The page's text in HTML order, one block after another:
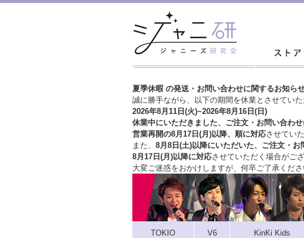
夏季休暇 の発送・お問い合わせに関するお知ら
誠に勝手ながら、以下の期間を休業とさせていた
2026年8月11日(火)~2026年8月16日(日)
休業中にいただきました、ご注文・お問い合わせ
営業再開の8月17日(月)以降、順に対応させてい
また、 8月8日(土)以降にいただいた、ご注文・ お
8月17日(月)以降に対応させていただく場合がござ
大変ご迷惑をおかけしますが、 何卒ご了承くださ
TOKIO V6 KinKi Kids